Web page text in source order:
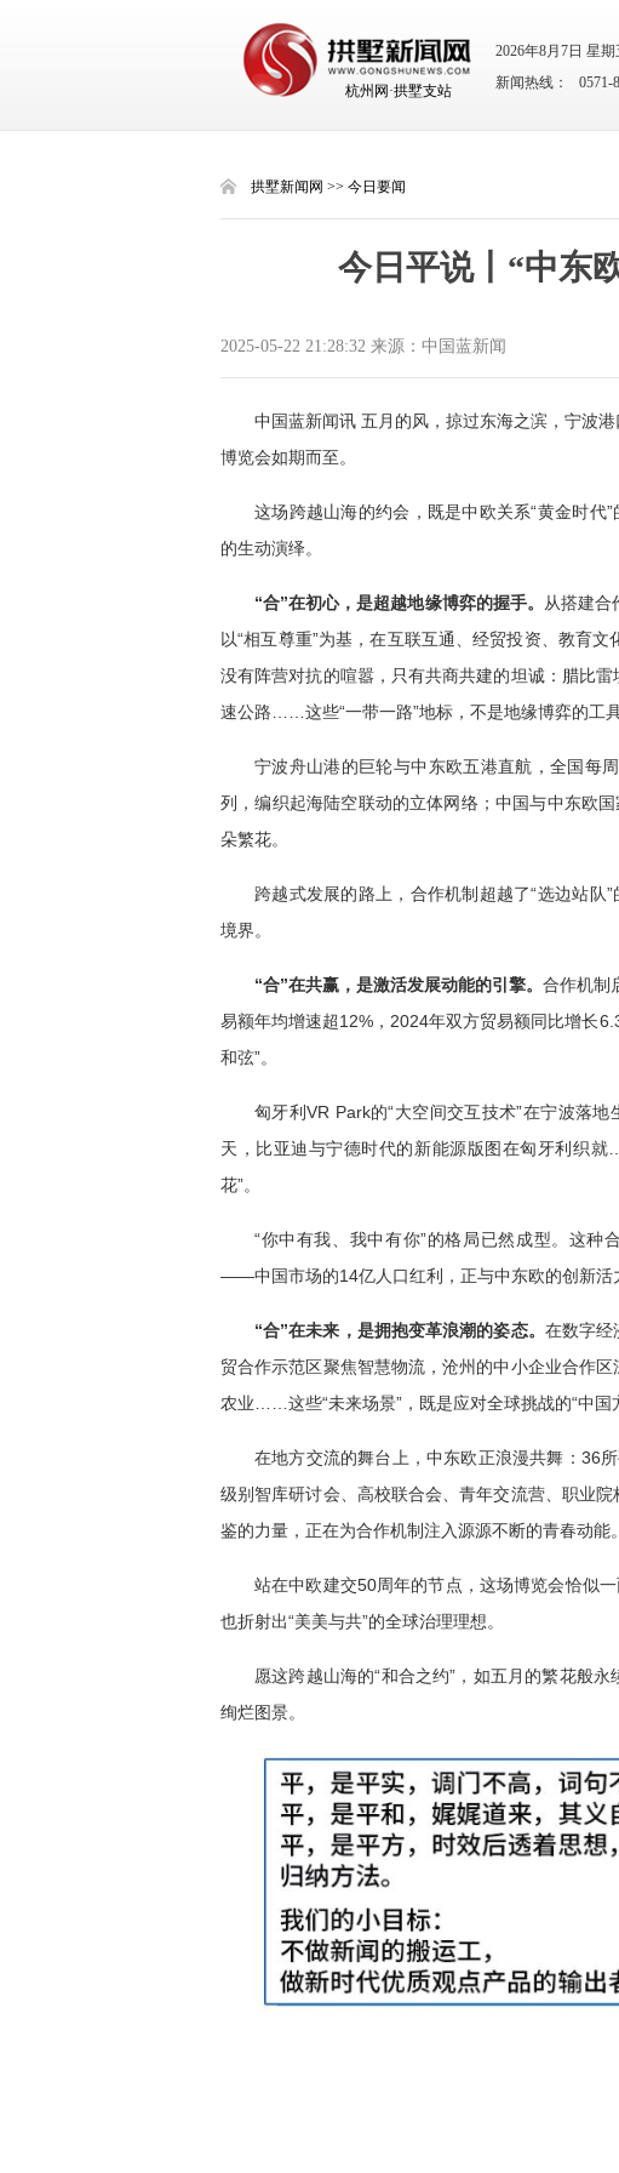
杭州网·拱墅支站
2026年8月7日 星期
新闻热线： 0571-
拱墅新闻网 >> 今日要闻
今日平说丨“中东
2025-05-22 21:28:32 来源：中国蓝新闻
中国蓝新闻讯 五月的风，掠过东海之滨，宁
博览会如期而至。
这场跨越山海的约会，既是中欧关系“黄金时代
的生动演绎。
“合”在初心，是超越地缘博弈的握手。
从搭建合
以“相互尊重”为基，在互联互通、经贸投资、教育
没有阵营对抗的喧嚣，只有共商共建的坦诚：腊比
速公路……这些“一带一路”地标，不是地缘博弈的工
宁波舟山港的巨轮与中东欧五港直航，全国每
列，编织起海陆空联动的立体网络；中国与中东欧
朵繁花。
跨越式发展的路上，合作机制超越了“选边站队
境界。
“合”在共赢，是激活发展动能的引擎。 合作机制
易额年均增速超12%，2024年双方贸易额同比增长
和弦”。
匈牙利VR Park的“大空间交互技术”在宁波落
天，比亚迪与宁德时代的新能源版图在匈牙利织
花”。
“你中有我、我中有你”的格局已然成型。这种
——中国市场的14亿人口红利，正与中东欧的创新活
“合”在未来，是拥抱变革浪潮的姿态。 在数字经
贸合作示范区聚焦智慧物流，沧州的中小企业合作
农业……这些“未来场景”，既是应对全球挑战的“中国
在地方交流的舞台上，中东欧正浪漫共舞：36
级别智库研讨会、高校联合会、青年交流营、职业
鉴的力量，正在为合作机制注入源源不断的青春动能。
站在中欧建交50周年的节点，这场博览会恰似
也折射出“美美与共”的全球治理理想。
愿这跨越山海的“和合之约”，如五月的繁花般
绚烂图景。